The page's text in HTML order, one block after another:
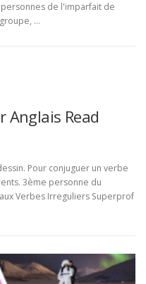
de l'imparfait de
…
Anglais Read
Pour conjuguer un verbe
3ème personne du
Verbes Irreguliers Superprof